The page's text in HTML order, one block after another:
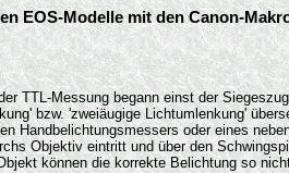
EOS-Modelle mit den Canon-
TTL-Messung begann einst der
bzw. 'zweiäugige Lichtumlenkung'
Handbelichtungsmessers oder eines
Objektiv eintritt und über den
können die korrekte Belichtung so